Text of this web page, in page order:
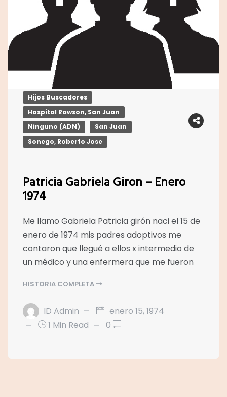
Hijos Buscadores
Hospital Rawson, San Juan
Ninguno (ADN)
San Juan
Sonego, Roberto Jose
Patricia Gabriela Giron – Enero
1974
Me llamo Gabriela Patricia girón naci el 15 de
enero de 1974 mis padres adoptivos me
contaron que llegué a ellos x intermedio de
un médico y una enfermera que me fueron
HISTORIA COMPLETA
ID Admin
enero 15, 1974
1 Min Read
0